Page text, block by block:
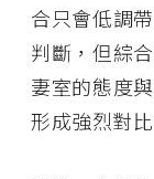
合只會低調
判斷，但綜
妻室的態度
形成強烈對